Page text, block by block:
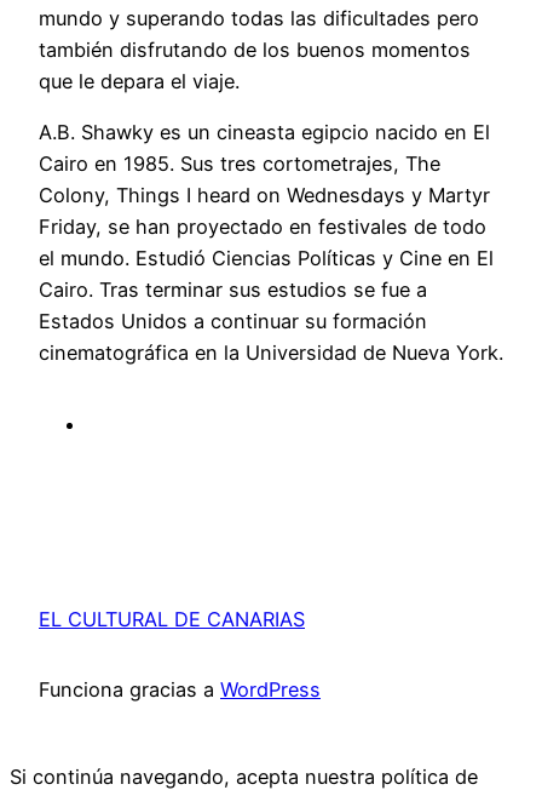
mundo y superando todas las dificultades pero
también disfrutando de los buenos momentos
que le depara el viaje.
A.B. Shawky es un cineasta egipcio nacido en El
Cairo en 1985. Sus tres cortometrajes, The
Colony, Things I heard on Wednesdays y Martyr
Friday, se han proyectado en festivales de todo
el mundo. Estudió Ciencias Políticas y Cine en El
Cairo. Tras terminar sus estudios se fue a
Estados Unidos a continuar su formación
cinematográfica en la Universidad de Nueva York.
EL CULTURAL DE CANARIAS
Funciona gracias a WordPress
Si continúa navegando, acepta nuestra política de